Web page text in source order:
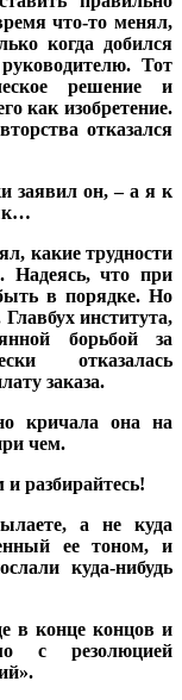
что-то менял,
когда добился
Тот
решение и
как изобретение.
отказался
заявил он, – а я к
какие трудности
Надеясь, что при
в порядке. Но
института,
борьбой за
отказалась
заказа.
кричала она на
чем.
разбирайтесь!
а не куда
ее тоном, и
куда-нибудь
в конце концов и
с резолюцией